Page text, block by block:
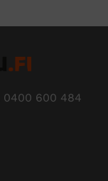
0400 600 484